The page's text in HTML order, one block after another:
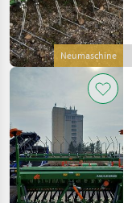
Neumaschine